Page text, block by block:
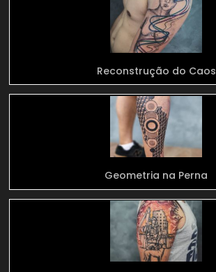
Reconstrução do Caos
Geometria na Perna